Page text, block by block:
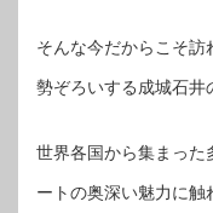
そんな今だからこそ
勢ぞろいする成城石井
世界各国から集まった
ートの奥深い魅力に触